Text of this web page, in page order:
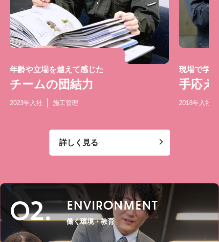
年齢や立場を越えて感じた
チームの団結力
2023年入社 施工管理
現場で学
手応え
2018年入社
詳しく見る
02. ENVIRONMENT
働く環境・教育